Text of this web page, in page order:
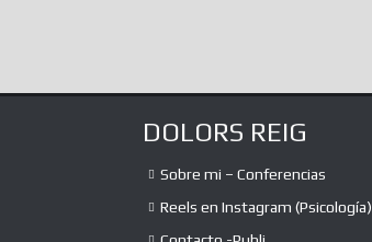
DOLORS REIG
Sobre mi – Conferencias
Reels en Instagram (Psicología)